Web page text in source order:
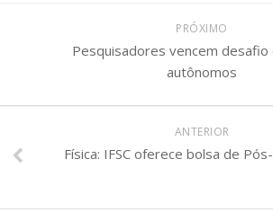
PRÓXIMO
Pesquisadores vencem desafio
autônomos
ANTERIOR
Física: IFSC oferece bolsa de